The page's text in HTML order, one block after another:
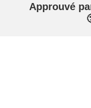
Approuvé